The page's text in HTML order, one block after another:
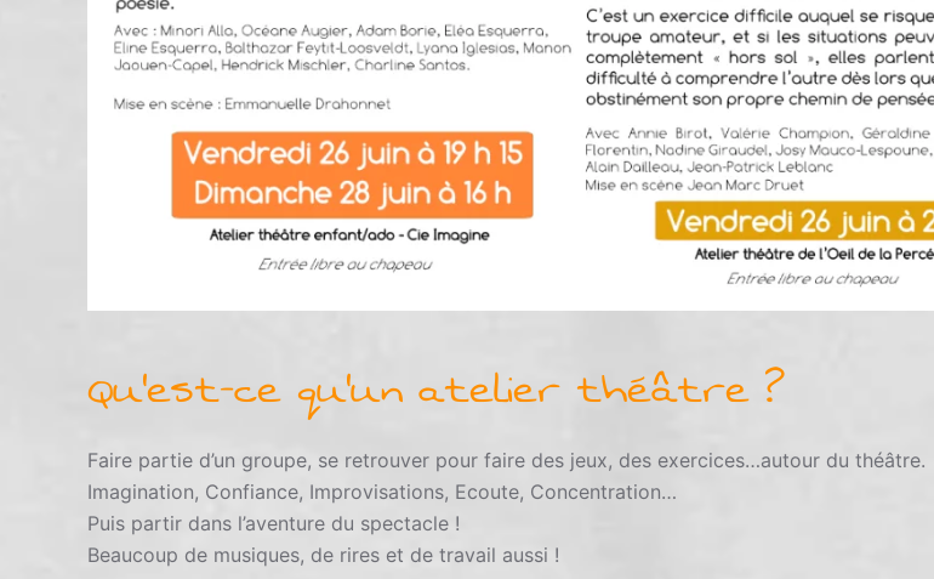
Qu'est-ce qu'un atelier théâtre ?
Faire partie d’un groupe, se retrouver pour faire des jeux, des exercices…autour du théâtre.
Imagination, Confiance, Improvisations, Ecoute, Concentration…
Puis partir dans l’aventure du spectacle !
Beaucoup de musiques, de rires et de travail aussi !